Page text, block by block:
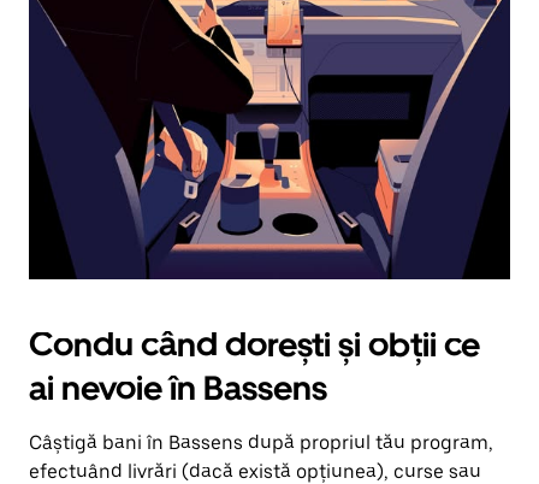
în
jos.
Închide
calendarul
apăsând
pe
butonul
Escape.
Condu când dorești și obții ce
ai nevoie în Bassens
Câștigă bani în Bassens după propriul tău program,
efectuând livrări (dacă există opțiunea), curse sau